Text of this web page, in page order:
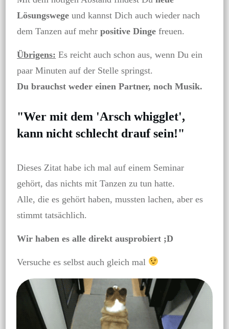
Lösungswege und kannst Dich auch wieder nach
dem Tanzen auf mehrpositive Dinge freuen.
Übrigens: Es reicht auch schon aus, wenn Du ein
paar Minuten auf der Stelle springst.
Du brauchst weder einen Partner, noch Musik.
"Wer mit dem 'Arsch whigglet',
kann nicht schlecht drauf sein!"
Dieses Zitat habe ich mal auf einem Seminar
gehört, das nichts mit Tanzen zu tun hatte.
Alle, die es gehört haben, mussten lachen, aber es
stimmt tatsächlich.
Wir haben es alle direkt ausprobiert ;D
Versuche es selbst auch gleich mal